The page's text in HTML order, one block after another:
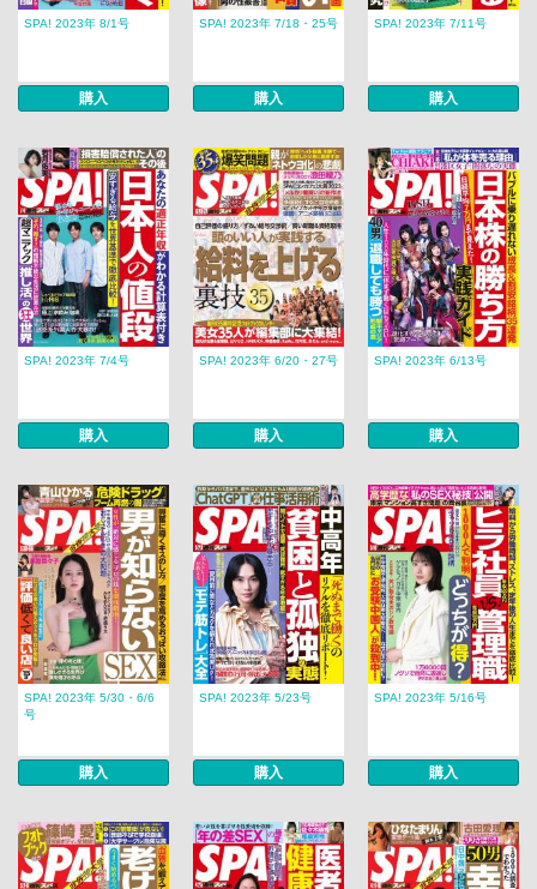
SPA! 2023年 8/1号
購入
SPA! 2023年 7/18・25号
購入
SPA! 2023年 7/11号
購入
SPA! 2023年 7/4号
購入
SPA! 2023年 6/20・27号
購入
SPA! 2023年 6/13号
購入
SPA! 2023年 5/30・6/6
号
購入
SPA! 2023年 5/23号
購入
SPA! 2023年 5/16号
購入